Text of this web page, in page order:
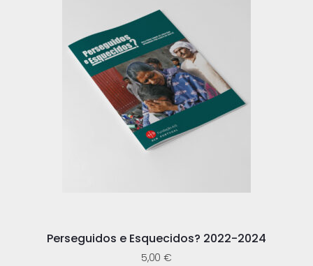
Perseguidos e Esquecidos? 2022-2024
5,00€